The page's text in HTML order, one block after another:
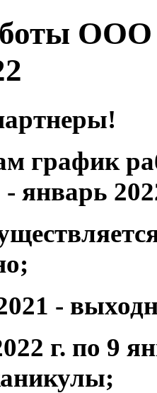
ООО
график
- январь
-
г. по 9